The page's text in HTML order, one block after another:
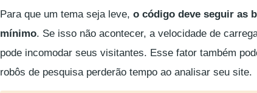
Para que um tema seja leve, o código deve seguir as
mínimo. Se isso não acontecer, a velocidade de
pode incomodar seus visitantes. Esse fator também
robôs de pesquisa perderão tempo ao analisar seu site.